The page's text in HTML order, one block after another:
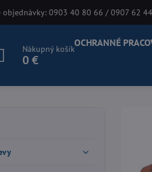
objednávky: 0903 40 80 66 / 0907 62
Nákupný košík
0 €
OCHRANNÉ